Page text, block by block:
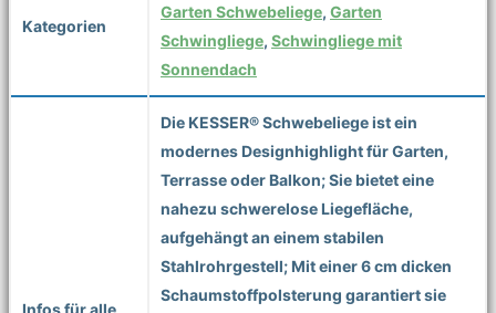
Kategorien
Garten Schwebeliege, Garten
Schwingliege, Schwingliege mit
Sonnendach
Infos für alle
Die KESSER® Schwebeliege ist ein
modernes Designhighlight für Garten,
Terrasse oder Balkon; Sie bietet eine
nahezu schwerelose Liegefläche,
aufgehängt an einem stabilen
Stahlrohrgestell; Mit einer 6 cm dicken
Schaumstoffpolsterung garantiert sie